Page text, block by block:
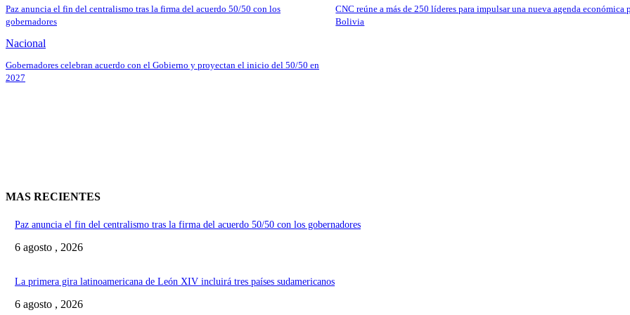
Paz anuncia el fin del centralismo tras la firma del acuerdo 50/50 con los
gobernadores
CNC reúne a más de 250 líderes para impulsar una nueva agenda económica
Bolivia
Nacional
Gobernadores celebran acuerdo con el Gobierno y proyectan el inicio del 50/50 en
2027
MAS RECIENTES
Paz anuncia el fin del centralismo tras la firma del acuerdo 50/50 con los gobernadores
6 agosto , 2026
La primera gira latinoamericana de León XIV incluirá tres países sudamericanos
6 agosto , 2026